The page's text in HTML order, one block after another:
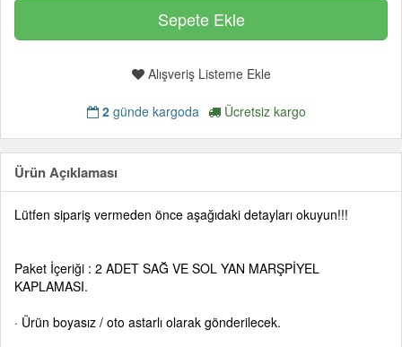
Alışveriş Listeme Ekle
2 günde kargoda Ücretsiz kargo
Ürün Açıklaması
Lütfen sipariş vermeden önce aşağıdaki detayları okuyun!!!
Paket İçeriği : 2 ADET SAĞ VE SOL YAN MARŞPİYEL
KAPLAMASI.
· Ürün boyasız / oto astarlı olarak gönderilecek.